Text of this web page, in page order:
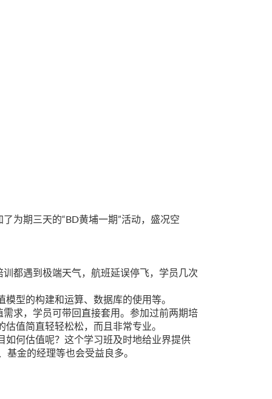
了为期三天的“BD黄埔一期”活动，盛况空
都遇到极端天气，航班延误停飞，学员几次
型的构建和运算、数据库的使用等。
求，学员可带回直接套用。参加过前两期培
值简直轻轻松松，而且非常专业。
如何估值呢？这个学习班及时地给业界提供
金的经理等也会受益良多。